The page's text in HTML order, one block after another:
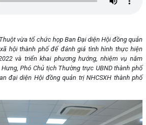
vừa tổ chức họp Ban Đại diện Hội đồng quản
hội thành phố để đánh giá tình hình thực hiện
và triển khai phương hướng, nhiệm vụ năm
Phó Chủ tịch Thường trực UBND thành phố
đại diện Hội đồng quản trị NHCSXH thành phố